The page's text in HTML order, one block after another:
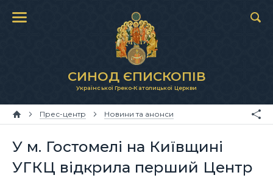
СИНОД ЄПИСКОПІВ
Української Греко-Католицької Церкви
Прес-центр Новини та анонси
У м. Гостомелі на Київщині
УГКЦ відкрила перший Центр